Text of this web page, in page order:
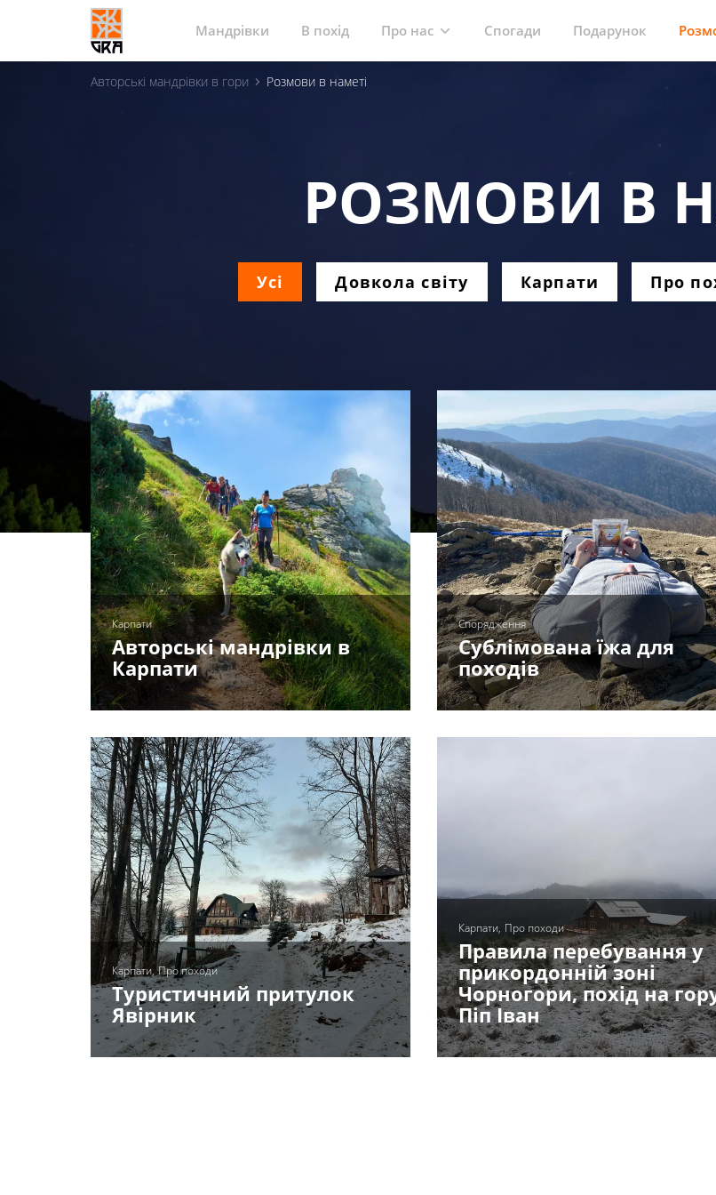
Мандрівки В похід Про нас Спогади Подарунок
Авторські мандрівки в гори Розмови в наметі
РОЗМОВИ В
Усі Довкола світу Карпати Про
Карпати
Авторські мандрівки в
Карпати
Спорядження
Сублімована їжа для
походів
Карпати Про походи
Туристичний притулок
Явірник
Карпати Про походи
Правила перебування у
прикордонній зоні
Чорногори, похід на
Піп Іван